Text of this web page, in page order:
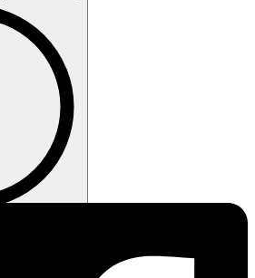
samlingarna i The Hermitage. ISBN